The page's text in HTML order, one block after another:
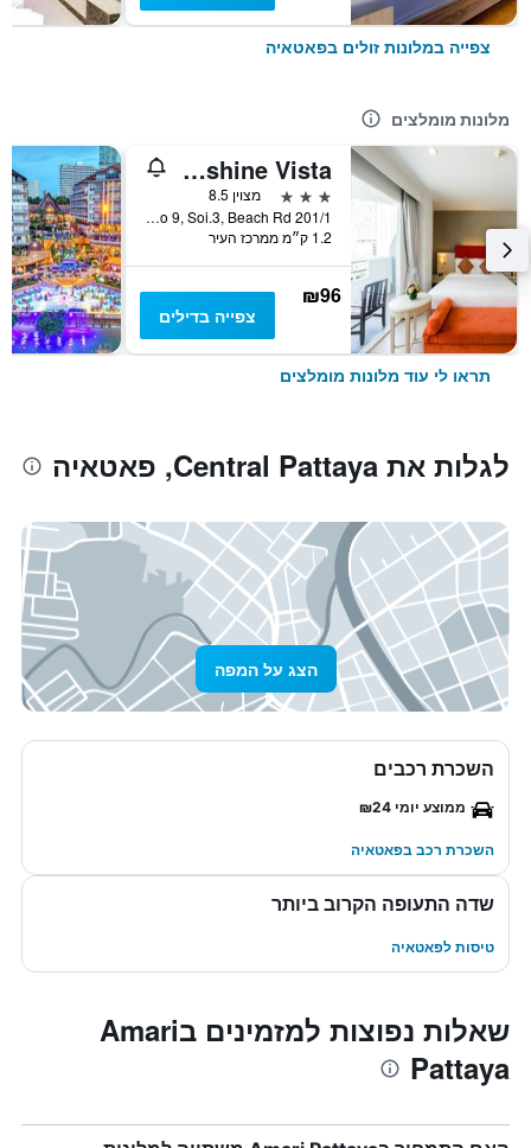
צפייה במלונות זולים בפאטאיה
מלונות מומלצים
Sunshine Vista
3 כוכבים
מצוין 8.5
201/1 Moo 9, Soi.3, Beach Rd., פאטאיה, תאילנד
1.2 ק״מ ממרכז העיר
₪96
צפייה בדילים
תראו לי עוד מלונות מומלצים
לגלות את Central Pattaya, פאטאיה
הצג על המפה
השכרת רכבים
ממוצע יומי ₪24
השכרת רכב בפאטאיה
שדה התעופה הקרוב ביותר
טיסות לפאטאיה
שאלות נפוצות למזמינים בAmari
Pattaya